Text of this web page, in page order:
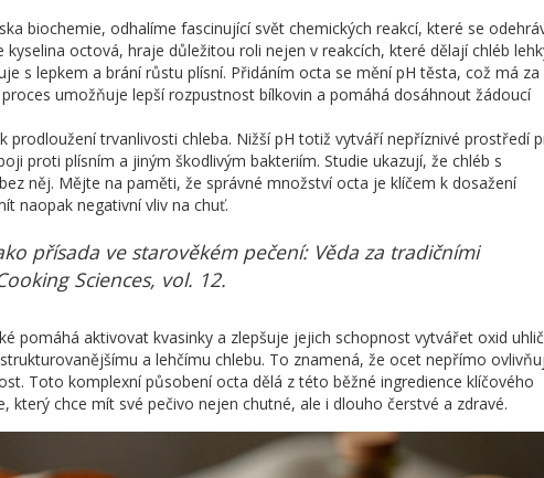
biochemie, odhalíme fascinující svět chemických reakcí, které se
octová, hraje důležitou roli nejen v reakcích, které dělají chléb
s lepkem a brání růstu plísní. Přidáním octa se mění pH těsta, což má za
umožňuje lepší rozpustnost bílkovin a pomáhá dosáhnout žádoucí
prodloužení trvanlivosti chleba. Nižší pH totiž vytváří nepříznivé prostředí
proti plísním a jiným škodlivým bakteriím. Studie ukazují, že chléb s
něj. Mějte na paměti, že správné množství octa je klíčem k dosažení
naopak negativní vliv na chuť.
přísada ve starověkém pečení: Věda za tradičními
Sciences, vol. 12.
pomáhá aktivovat kvasinky a zlepšuje jejich schopnost vytvářet oxid
a lehčímu chlebu. To znamená, že ocet nepřímo
Toto komplexní působení octa dělá z této běžné ingredience klíčového
který chce mít své pečivo nejen chutné, ale i dlouho čerstvé a zdravé.